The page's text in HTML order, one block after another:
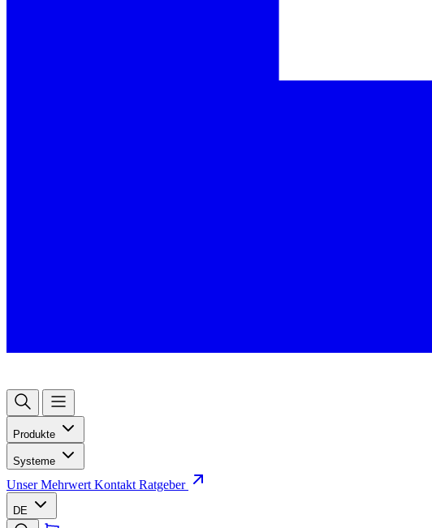
Produkte
Systeme
Unser Mehrwert Kontakt Ratgeber
DE